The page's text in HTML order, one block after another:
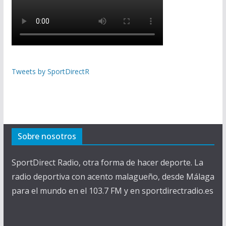
Tweets by SportDirectR
Sobre nosotros
SportDirect Radio, otra forma de hacer deporte. La
radio deportiva con acento malagueño, desde Málaga
para el mundo en el 103.7 FM y en sportdirectradio.es